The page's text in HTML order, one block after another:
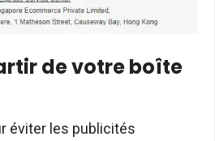
de votre boîte
éviter les publicités